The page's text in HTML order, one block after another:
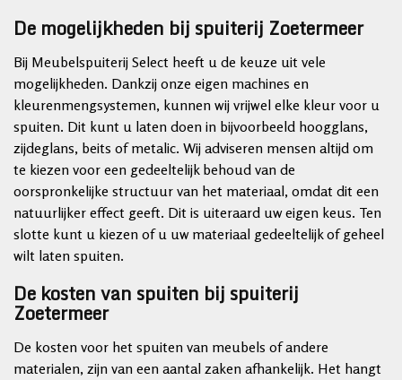
De mogelijkheden bij spuiterij Zoetermeer
Bij Meubelspuiterij Select heeft u de keuze uit vele
mogelijkheden. Dankzij onze eigen machines en
kleurenmengsystemen, kunnen wij vrijwel elke kleur voor u
spuiten. Dit kunt u laten doen in bijvoorbeeld hoogglans,
zijdeglans, beits of metalic. Wij adviseren mensen altijd om
te kiezen voor een gedeeltelijk behoud van de
oorspronkelijke structuur van het materiaal, omdat dit een
natuurlijker effect geeft. Dit is uiteraard uw eigen keus. Ten
slotte kunt u kiezen of u uw materiaal gedeeltelijk of geheel
wilt laten spuiten.
De kosten van spuiten bij spuiterij
Zoetermeer
De kosten voor het spuiten van meubels of andere
materialen, zijn van een aantal zaken afhankelijk. Het hangt